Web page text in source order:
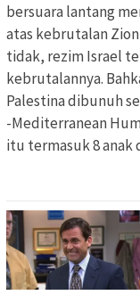
bersuara lantang
atas kebrutalan
tidak, rezim Israel
kebrutalannya.
Palestina dibunuh
-Mediterranean
itu termasuk 8 anak